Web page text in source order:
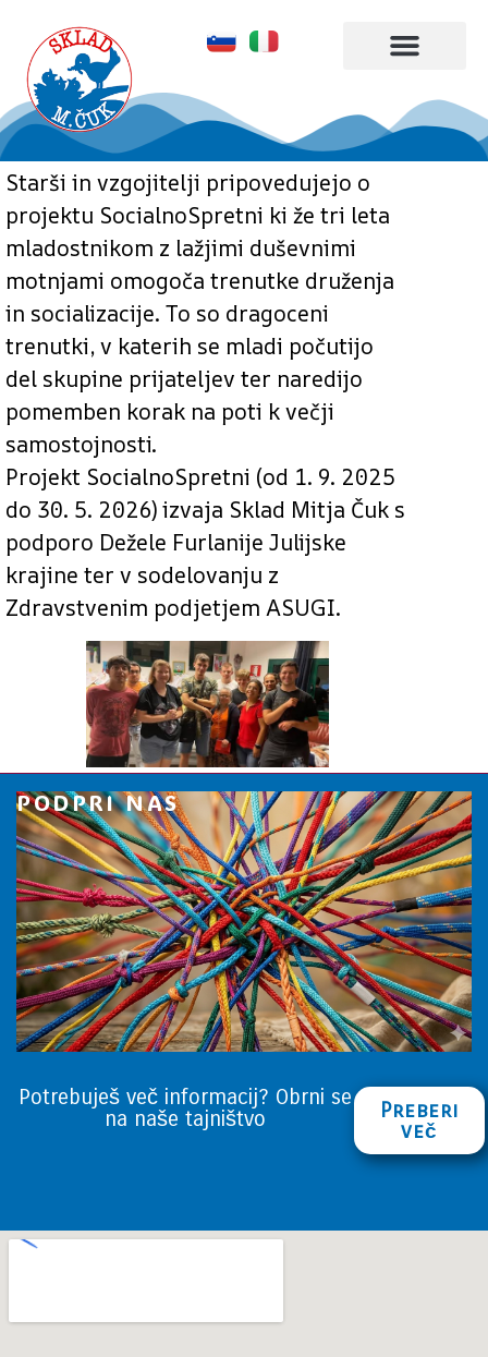
Starši in vzgojitelji pripovedujejo o
projektu SocialnoSpretni ki že tri leta
mladostnikom z lažjimi duševnimi
motnjami omogoča trenutke druženja
in socializacije. To so dragoceni
trenutki, v katerih se mladi počutijo
del skupine prijateljev ter naredijo
pomemben korak na poti k večji
samostojnosti.
Projekt SocialnoSpretni (od 1. 9. 2025
do 30. 5. 2026) izvaja Sklad Mitja Čuk s
podporo Dežele Furlanije Julijske
krajine ter v sodelovanju z
Zdravstvenim podjetjem ASUGI.
PODPRI NAS
Potrebuješ več informacij? Obrni se
na naše tajništvo
Preberi
več